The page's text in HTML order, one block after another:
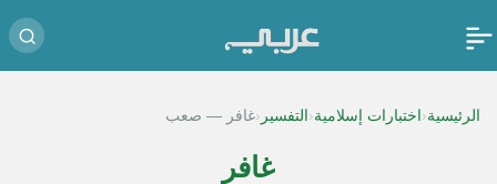
الرئيسية‹ اختبارات إسلامية‹ التفسير ‹غافر — صعب
غافر